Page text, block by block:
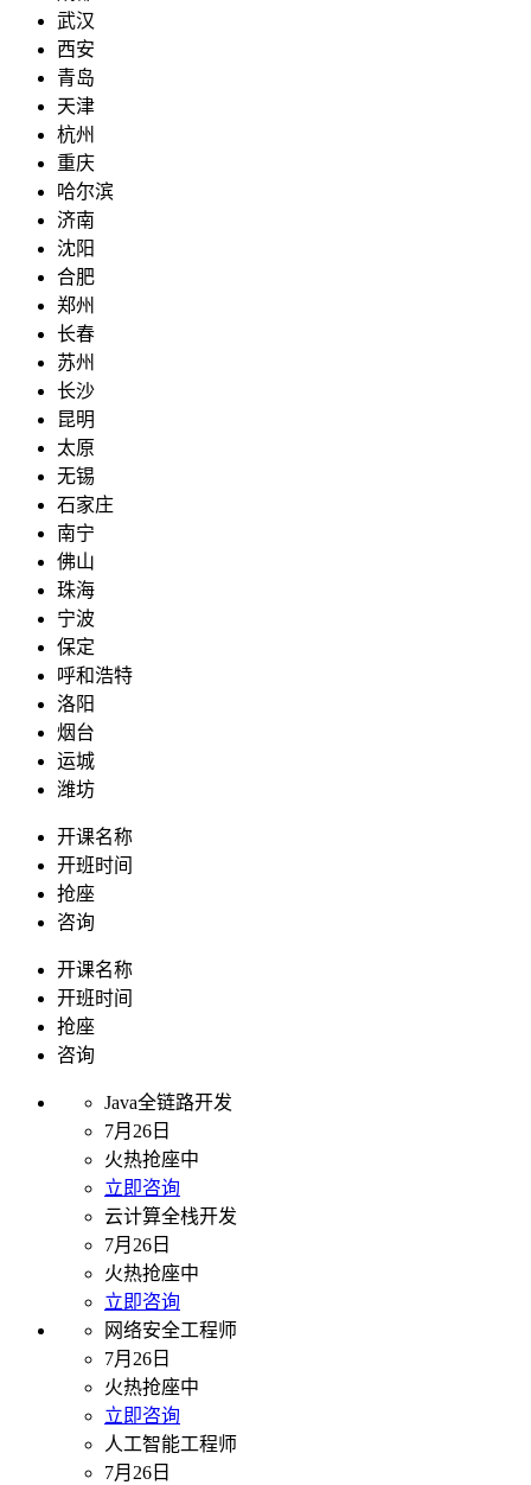
武汉
西安
青岛
天津
杭州
重庆
哈尔滨
济南
沈阳
合肥
郑州
长春
苏州
长沙
昆明
太原
无锡
石家庄
南宁
佛山
珠海
宁波
保定
呼和浩特
洛阳
烟台
运城
潍坊
开课名称
开班时间
抢座
咨询
开课名称
开班时间
抢座
咨询
Java全链路开发
7月26日
火热抢座中
立即咨询
云计算全栈开发
7月26日
火热抢座中
立即咨询
网络安全工程师
7月26日
火热抢座中
立即咨询
人工智能工程师
7月26日